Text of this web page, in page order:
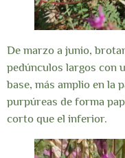
De marzo a junio,
pedúnculos largos con
base, más amplio en la
purpúreas de forma
corto que el inferior.